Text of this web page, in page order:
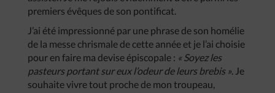
premiers évêques de son pontificat.
J’ai été impressionné par une phrase de son homélie
de la messe chrismale de cette année et je l’ai choisie
pour en faire ma devise épiscopale : « Soyez les
pasteurs portant sur eux l’odeur de leurs brebis ». Je
souhaite vivre tout proche de mon troupeau,